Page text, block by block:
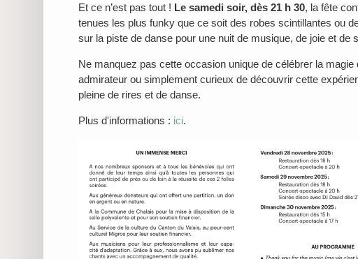
Et ce n’est pas tout ! Le samedi soir, dès 21 h 30, la fête
tenues les plus funky que ce soit des robes scintillantes ou
sur la piste de danse pour une nuit de musique, de joie et de
Ne manquez pas cette occasion unique de célébrer la
admirateur ou simplement curieux de découvrir cette
pleine de rires et de danse.
Plus d'informations : ici.